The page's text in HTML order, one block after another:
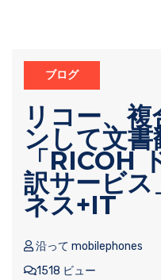
ブログ
リコー、
ンして文
「RICOH
訳サービス
ネス+IT
沿って mobilephones
1518 ビュー